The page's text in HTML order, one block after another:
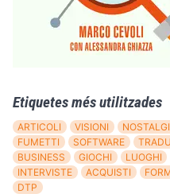
Etiquetes més utilitzades
ARTICOLI VISIONI
FUMETTI
SOFTWARE
BUSINESS
GIOCHI LUOGHI
INTERVISTE
ACQUISTI
DTP